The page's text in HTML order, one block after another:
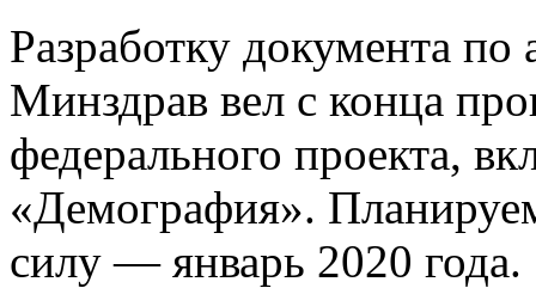
Разработку документа по
Минздрав вел с конца
федерального проекта,
«Демография».
силу — январь 2020 года.